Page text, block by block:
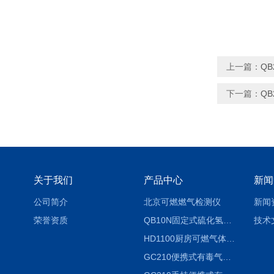
上一篇：
下一篇：
关于我们
公司简介
荣誉资质
产品中心
北京可燃燃气检测仪
QB10N固定式硫化氢气体检测仪H2S气体泄漏探头
HD1100厨房可燃气体泄漏浓度探测器天然气检测仪
GC210便携式有毒气体浓度探测器氨气检测仪养殖场
新
新闻
技术